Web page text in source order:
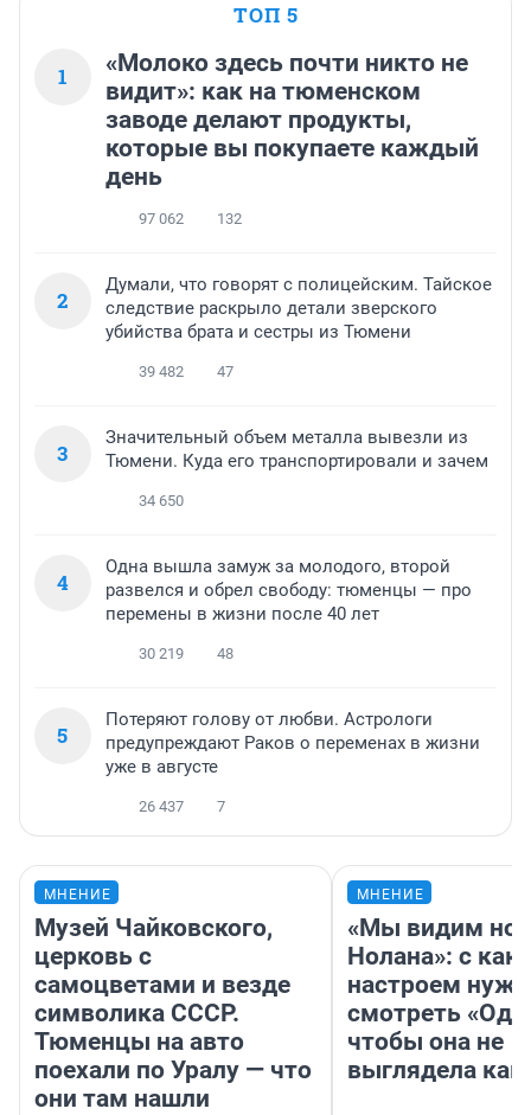
ТОП 5
1
«Молоко здесь почти никто не
видит»: как на тюменском
заводе делают продукты,
которые вы покупаете каждый
день
97 062 132
2
Думали, что говорят с полицейским. Тайское
следствие раскрыло детали зверского
убийства брата и сестры из Тюмени
39 482 47
3
Значительный объем металла вывезли из
Тюмени. Куда его транспортировали и зачем
34 650
4
Одна вышла замуж за молодого, второй
развелся и обрел свободу: тюменцы — про
перемены в жизни после 40 лет
30 219 48
5
Потеряют голову от любви. Астрологи
предупреждают Раков о переменах в жизни
уже в августе
26 437 7
МНЕНИЕ
Музей Чайковского,
церковь с
самоцветами и везде
символика СССР.
Тюменцы на авто
поехали по Уралу — что
они там нашли
МНЕНИЕ
«Мы видим
Нолана»: с
настроем
смотреть
чтобы она не
выглядела как